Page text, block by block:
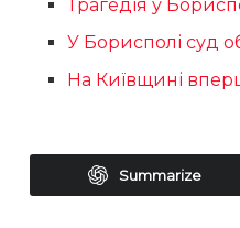
Трагедія у
У Борисполі суд
На Київщині
Summarize